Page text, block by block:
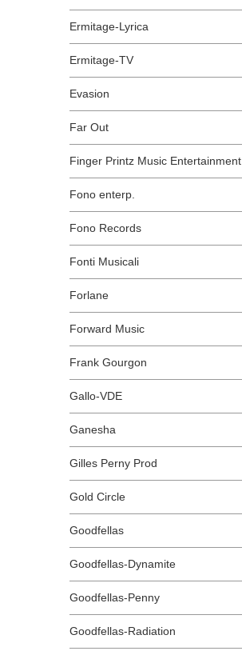
Ermitage-Lyrica
Ermitage-TV
Evasion
Far Out
Finger Printz Music Entertainment
Fono enterp.
Fono Records
Fonti Musicali
Forlane
Forward Music
Frank Gourgon
Gallo-VDE
Ganesha
Gilles Perny Prod
Gold Circle
Goodfellas
Goodfellas-Dynamite
Goodfellas-Penny
Goodfellas-Radiation